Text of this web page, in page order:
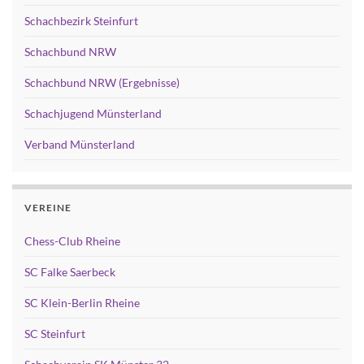
Schachbezirk Steinfurt
Schachbund NRW
Schachbund NRW (Ergebnisse)
Schachjugend Münsterland
Verband Münsterland
VEREINE
Chess-Club Rheine
SC Falke Saerbeck
SC Klein-Berlin Rheine
SC Steinfurt